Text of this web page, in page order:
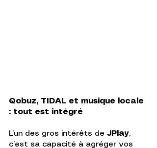
Qobuz, TIDAL et musique locale
: tout est intégré
L’un des gros intérêts de JPlay,
c’est sa capacité à agréger vos